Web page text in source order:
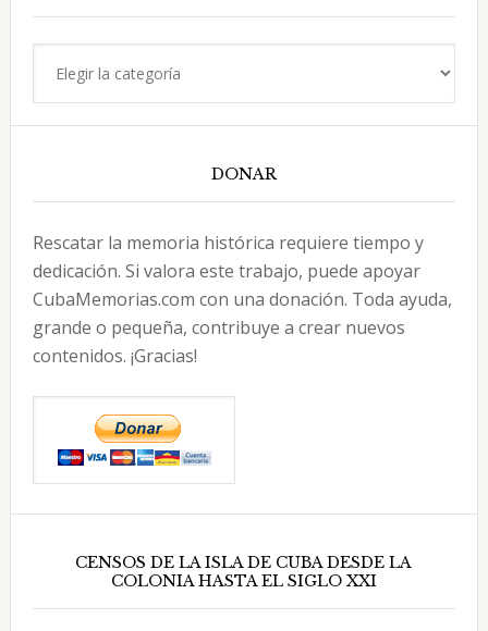
DONAR
Rescatar la memoria histórica requiere tiempo y
dedicación. Si valora este trabajo, puede apoyar
CubaMemorias.com con una donación. Toda ayuda,
grande o pequeña, contribuye a crear nuevos
contenidos. ¡Gracias!
CENSOS DE LA ISLA DE CUBA DESDE LA
COLONIA HASTA EL SIGLO XXI